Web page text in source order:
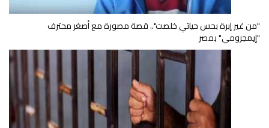
"من غير إبرة بحس حياتي خلصت".. قصة مصورة مع أصغر محترف
"إيمجرومي" بمصر